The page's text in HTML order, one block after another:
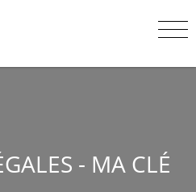
- MA CLÉ